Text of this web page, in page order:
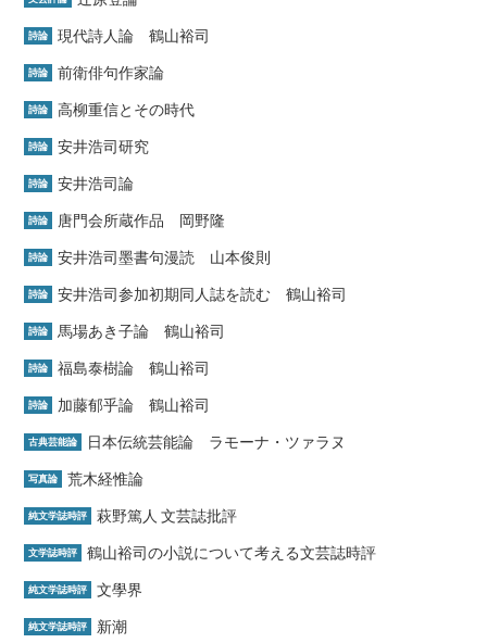
詩論 現代詩人論 鶴山裕司
詩論 前衛俳句作家論
詩論 高柳重信とその時代
詩論 安井浩司研究
詩論 安井浩司論
詩論 唐門会所蔵作品 岡野隆
詩論 安井浩司墨書句漫読 山本俊則
詩論 安井浩司参加初期同人誌を読む 鶴山裕司
詩論 馬場あき子論 鶴山裕司
詩論 福島泰樹論 鶴山裕司
詩論 加藤郁乎論 鶴山裕司
古典芸能論 日本伝統芸能論 ラモーナ・ツァラヌ
写真論 荒木経惟論
純文学誌時評 萩野篤人 文芸誌批評
文学誌時評 鶴山裕司の小説について考える文芸誌時評
純文学誌時評 文學界
純文学誌時評 新潮